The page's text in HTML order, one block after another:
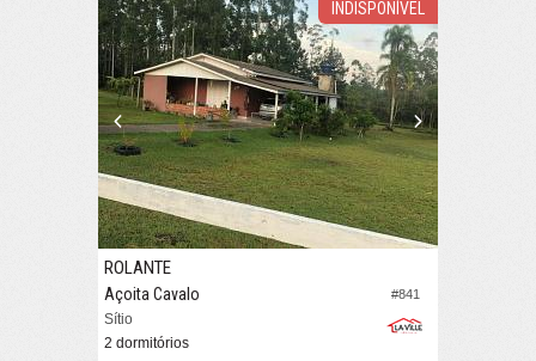
INDISPONÍVEL
#841
ROLANTE
Açoita Cavalo
Sítio
2 dormitórios